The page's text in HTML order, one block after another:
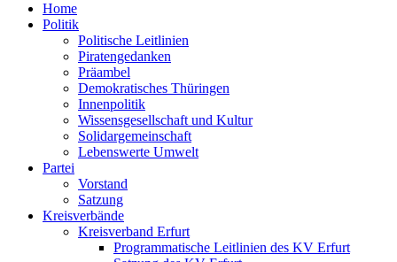
Home
Politik
Politische Leitlinien
Piratengedanken
Präambel
Demokratisches Thüringen
Innenpolitik
Wissensgesellschaft und Kultur
Solidargemeinschaft
Lebenswerte Umwelt
Partei
Vorstand
Satzung
Kreisverbände
Kreisverband Erfurt
Programmatische Leitlinien des KV Erfurt